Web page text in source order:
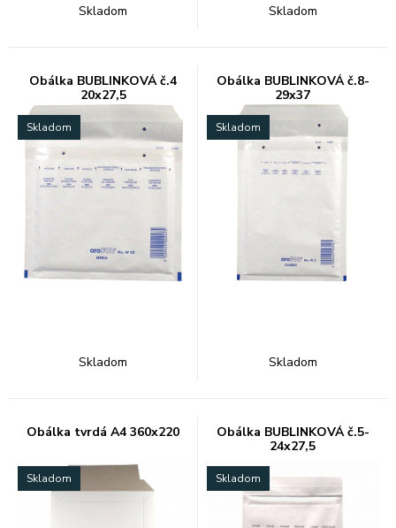
Skladom Skladom
Obálka BUBLINKOVÁ č.4
20x27,5
Skladom
Skladom
Obálka BUBLINKOVÁ č.8-
29x37
Skladom
Skladom
Obálka tvrdá A4 360x220
Skladom
Obálka BUBLINKOVÁ č.5-
24x27,5
Skladom